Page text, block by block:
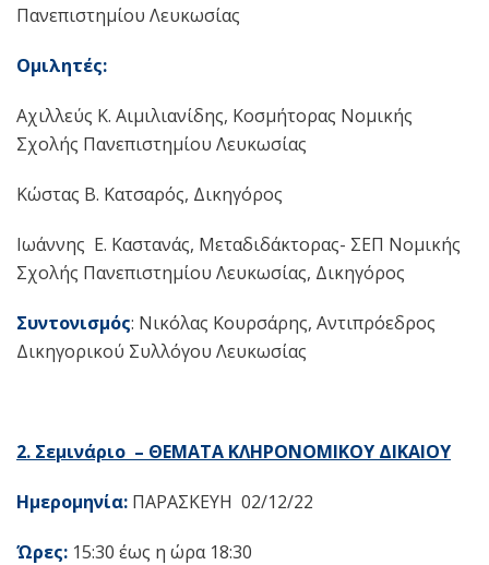
Πανεπιστημίου Λευκωσίας
Ομιλητές:
Αχιλλεύς Κ. Αιμιλιανίδης, Κοσμήτορας Νομικής
Σχολής Πανεπιστημίου Λευκωσίας
Kώστας Β. Κατσαρός, Δικηγόρος
Ιωάννης Ε. Καστανάς, Μεταδιδάκτορας- ΣΕΠ Νομικής
Σχολής Πανεπιστημίου Λευκωσίας, Δικηγόρος
Συντονισμός: Νικόλας Κουρσάρης, Αντιπρόεδρος
Δικηγορικού Συλλόγου Λευκωσίας
2. Σεμινάριο – ΘΕΜΑΤΑ ΚΛΗΡΟΝΟΜΙΚΟΥ ΔΙΚΑΙΟΥ
Ημερομηνία: ΠΑΡΑΣΚΕΥΗ 02/12/22
Ώρες: 15:30 έως η ώρα 18:30